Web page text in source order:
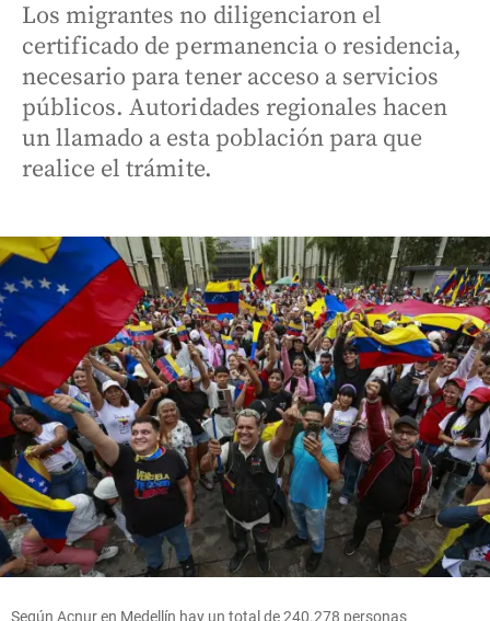
Los migrantes no diligenciaron el
certificado de permanencia o residencia,
necesario para tener acceso a servicios
públicos. Autoridades regionales hacen
un llamado a esta población para que
realice el trámite.
Según Acnur en Medellín hay un total de 240.278 personas